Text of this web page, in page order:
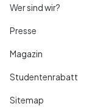
Wer sind wir?
Presse
Magazin
Studentenrabatt
Sitemap